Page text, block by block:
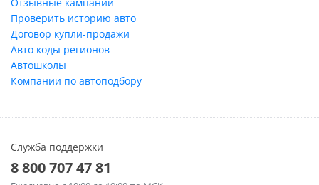
Проверить историю авто
Договор купли-продажи
Авто коды регионов
Автошколы
Компании по автоподбору
Служба поддержки
8 800 707 47 81